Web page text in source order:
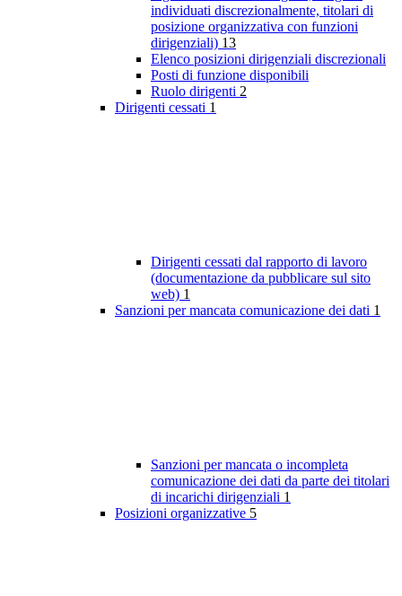
individuati discrezionalmente, titolari di
posizione organizzativa con funzioni
dirigenziali) 13
Elenco posizioni dirigenziali discrezionali
Posti di funzione disponibili
Ruolo dirigenti 2
Dirigenti cessati 1
Dirigenti cessati dal rapporto di lavoro
(documentazione da pubblicare sul sito
web) 1
Sanzioni per mancata comunicazione dei dati 1
Sanzioni per mancata o incompleta
comunicazione dei dati da parte dei titolari
di incarichi dirigenziali 1
Posizioni organizzative 5